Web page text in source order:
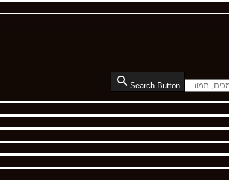
Search Button